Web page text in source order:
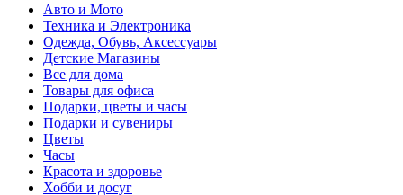
Авто и Мото
Техника и Электроника
Одежда, Обувь, Аксессуары
Детские Магазины
Все для дома
Товары для офиса
Подарки, цветы и часы
Подарки и сувениры
Цветы
Часы
Красота и здоровье
Хобби и досуг